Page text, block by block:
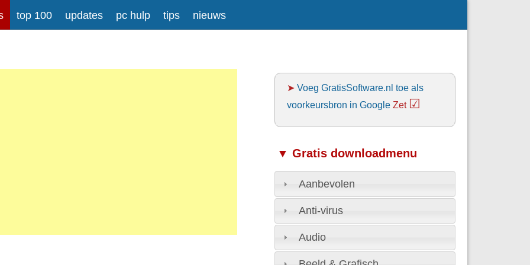
top 100 updates pc hulp tips nieuws
Meer informatie over tekstopmaak
worden automatisch naar links omgezet.
➤Voeg GratisSoftware.nl toe als
voorkeursbron in Google Zet ☑
▼ Gratis downloadmenu
Aanbevolen
Anti-virus
Audio